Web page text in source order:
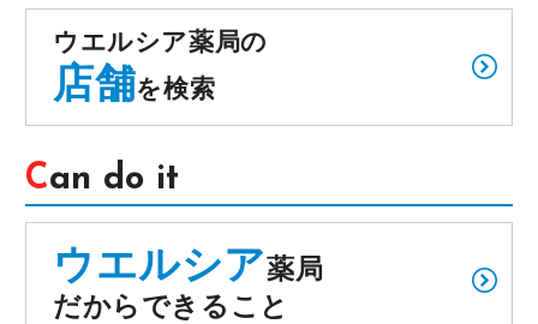
ウエルシア薬局の
店舗を検索
Can do it
ウエルシア薬局
だからできること